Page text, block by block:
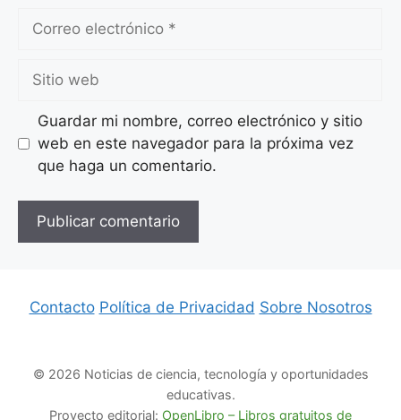
Correo
Sitio
web
Guardar mi nombre, correo electrónico y sitio
web en este navegador para la próxima vez
que haga un comentario.
Contacto Política de Privacidad Sobre Nosotros
© 2026 Noticias de ciencia, tecnología y oportunidades
educativas.
Proyecto editorial: OpenLibro – Libros gratuitos de